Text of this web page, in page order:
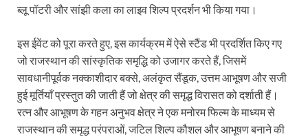
ब्लू पॉटरी और सांझी कला का लाइव शिल्प प्रदर्शन भी किया गया।
इस ईवेंट को पूरा करते हुए, इस कार्यक्रम में ऐसे स्टैंड भी प्रदर्शित किए गए
जो राजस्थान की सांस्कृतिक समृद्धि को उजागर करते हैं, जिसमें
सावधानीपूर्वक नक्काशीदार बक्से, अलंकृत सैंडूक, उत्तम आभूषण और सजी
हुई मूर्तियाँ प्रस्तुत की जाती हैं जो क्षेत्र की समृद्ध विरासत को दर्शाती हैं।
रत्न और आभूषण के गहन अनुभव क्षेत्र ने एक मनोरम फिल्म के माध्यम से
राजस्थान की समृद्ध परंपराओं, जटिल शिल्प कौशल और आभूषण बनाने की